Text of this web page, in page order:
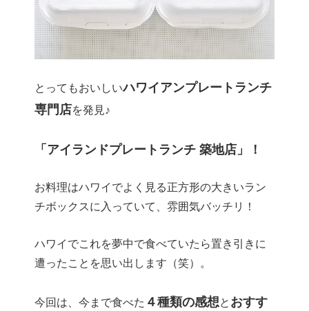
とってもおいしいハワイアンプレートランチ
専門店を発見♪
「アイランドプレートランチ 築地店」！
お料理はハワイでよく見る正方形の大きいラン
チボックスに入っていて、雰囲気バッチリ！
ハワイでこれを夢中で食べていたら置き引きに
遭ったことを思い出します（笑）。
今回は、今まで食べた ４種類の感想と おすす